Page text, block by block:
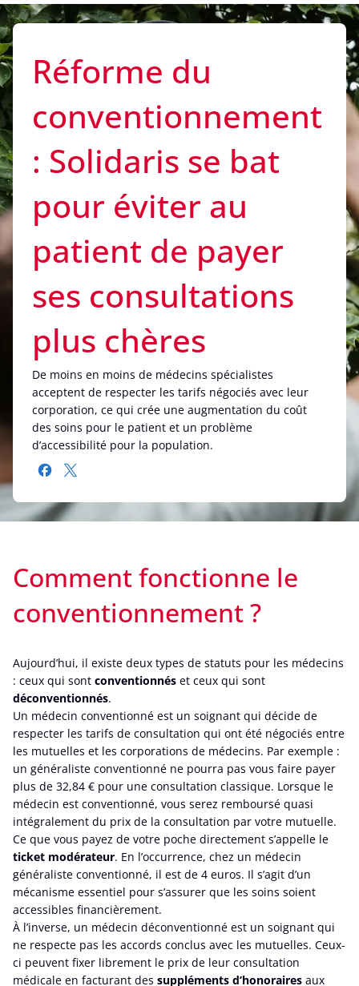
Réforme du
conventionnement
: Solidaris se bat
pour éviter au
patient de payer
ses consultations
plus chères
De moins en moins de médecins spécialistes
acceptent de respecter les tarifs négociés avec leur
corporation, ce qui crée une augmentation du coût
des soins pour le patient et un problème
d’accessibilité pour la population.
Comment fonctionne le
conventionnement ?
Aujourd’hui, il existe deux types de statuts pour les médecins
: ceux qui sont conventionnés et ceux qui sont
déconventionnés.
Un médecin conventionné est un soignant qui décide de
respecter les tarifs de consultation qui ont été négociés entre
les mutuelles et les corporations de médecins. Par exemple :
un généraliste conventionné ne pourra pas vous faire payer
plus de 32,84 € pour une consultation classique. Lorsque le
médecin est conventionné, vous serez remboursé quasi
intégralement du prix de la consultation par votre mutuelle.
Ce que vous payez de votre poche directement s’appelle le
ticket modérateur. En l’occurrence, chez un médecin
généraliste conventionné, il est de 4 euros. Il s’agit d’un
mécanisme essentiel pour s’assurer que les soins soient
accessibles financièrement.
À l’inverse, un médecin déconventionné est un soignant qui
ne respecte pas les accords conclus avec les mutuelles. Ceux-
ci peuvent fixer librement le prix de leur consultation
médicale en facturant des suppléments d’honoraires aux